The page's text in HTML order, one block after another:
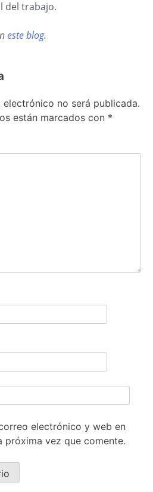
del trabajo.
este blog.
no será publicada.
están marcados con *
electrónico y web en
próxima vez que comente.